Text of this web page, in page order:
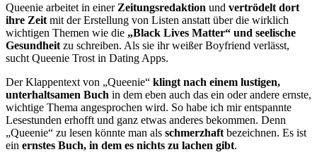
Queenie arbeitet in einer Zeitungsredaktion und vertrödelt dort
ihre Zeit mit der Erstellung von Listen anstatt über die wirklich
wichtigen Themen wie die „Black Lives Matter“ und seelische
Gesundheit zu schreiben. Als sie ihr weißer Boyfriend verlässt,
sucht Queenie Trost in Dating Apps.
Der Klappentext von „Queenie“ klingt nach einem lustigen,
unterhaltsamen Buch in dem eben auch das ein oder andere ernste,
wichtige Thema angesprochen wird. So habe ich mir entspannte
Lesestunden erhofft und ganz etwas anderes bekommen. Denn
„Queenie“ zu lesen könnte man als schmerzhaft bezeichnen. Es ist
ein ernstes Buch, in dem es nichts zu lachen gibt.